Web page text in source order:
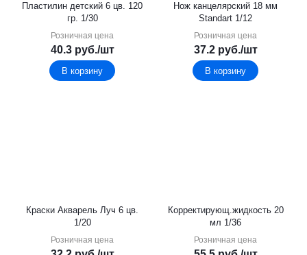
Пластилин детский 6 цв. 120
гр. 1/30
Розничная цена
40.3руб./шт
В корзину
Нож канцелярский 18 мм
Standart 1/12
Розничная цена
37.2руб./шт
В корзину
Краски Акварель Луч 6 цв.
1/20
Розничная цена
Корректирующ.жидкость 20
мл 1/36
Розничная цена